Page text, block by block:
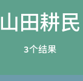
山田耕民
3个结果